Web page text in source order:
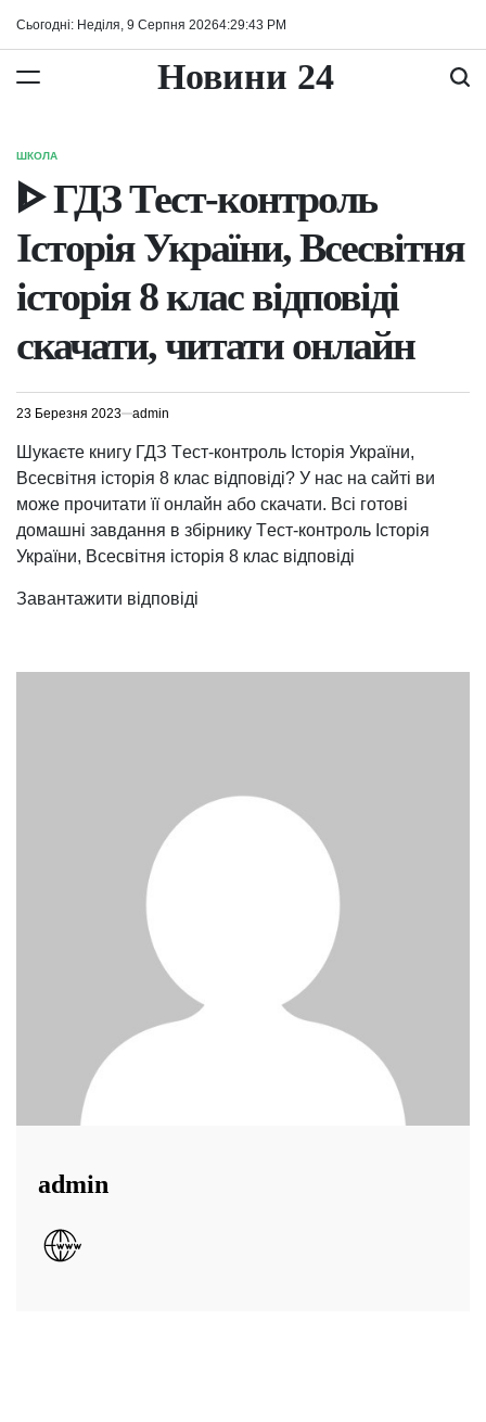
Сьогодні: Неділя, 9 Серпня 20264:29:43 PM
Новини 24
ОПУБЛІКУВАТИ
У
ШКОЛА
ᐈ ГДЗ Tест-контроль
Історія України, Всесвітня
історія 8 клас відповіді
скачати, читати онлайн
23 Березня 2023 admin
Шукаєте книгу ГДЗ Tест-контроль Історія України,
Всесвітня історія 8 клас відповіді? У нас на сайті ви
може прочитати її онлайн або скачати. Всі готові
домашні завдання в збірнику Tест-контроль Історія
України, Всесвітня історія 8 клас відповіді
Завантажити відповіді
admin